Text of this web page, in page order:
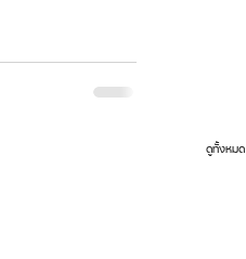
ดูทั้งหมด